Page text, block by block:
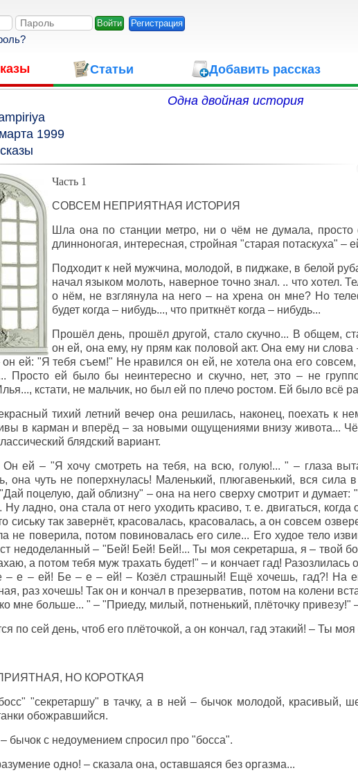
Регистрация
Статьи Добавить рассказ
Одна двойная история
1999
Часть 1
СОВСЕМ НЕПРИЯТНАЯ ИСТОРИЯ
Шла она по станции метро, ни о чём не думала, просто
длинноногая, интересная, стройная "старая потаскуха" –
Подходит к ней мужчина, молодой, в пиджаке, в белой
начал языком молоть, наверное точно знал. .. что хотел.
о нём, не взглянула на него – на хрена он мне? Но
будет когда – нибудь..., что приткнёт когда – нибудь...
Прошёл день, прошёл другой, стало скучно... В общем,
он ей, она ему, ну прям как половой акт. Она ему ни
ей: "Я тебя съем!" Не нравился он ей, не хотела она его
Просто ей было бы неинтересно и скучно, нет, это – не
кстати, не мальчик, но был ей по плечо ростом. Ей было всё
тихий летний вечер она решилась, наконец, поехать к
в карман и вперёд – за новыми ощущениями внизу живота...
блядский вариант.
Он ей – "Я хочу смотреть на тебя, на всю, голую!... " – глаза
она чуть не поперхнулась! Маленький, плюгавенький, вся сила
поцелую, дай облизну" – она на него сверху смотрит и думает:
Ну ладно, она стала от него уходить красиво, т. е. двигаться, когда
сиську так завернёт, красовалась, красовалась, а он совсем
не поверила, потом повиновалась его силе... Его худое тело
недоделанный – "Бей! Бей! Бей!... Ты моя секретарша, я – твой
а потом тебя муж трахать будет!" – и кончает гад! Разозлилась
– е – ей! Бе – е – ей! – Козёл страшный! Ещё хочешь, гад?! На
раз хочешь! Так он и кончал в презерватив, потом на колени
мне больше... " – "Приеду, милый, потненький, плёточку привезу!"
по сей день, чтоб его плёточкой, а он кончал, гад этакий! – Ты
НО КОРОТКАЯ
"секретаршу" в тачку, а в ней – бычок молодой, красивый,
обожравшийся.
бычок с недоумением спросил про "босса".
одно! – сказала она, оставшаяся без оргазма...